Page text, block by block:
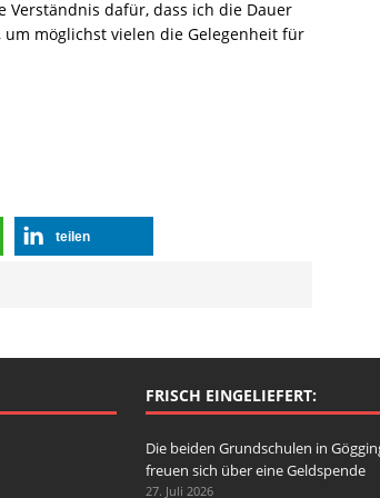
Verständnis dafür, dass ich die Dauer
möglichst vielen die Gelegenheit für
teilen
FRISCH EINGELIEFERT:
Die beiden Grundschulen in
freuen sich über eine Geldspende
27. Juli 2026